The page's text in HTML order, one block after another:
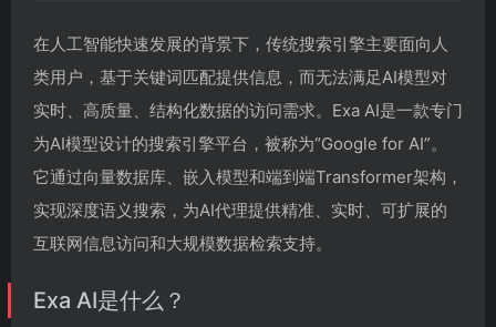
在人工智能快速发展的背景下，传统搜索引擎主要面向人
类用户，基于关键词匹配提供信息，而无法满足AI模型对
实时、高质量、结构化数据的访问需求。Exa AI是一款专门
为AI模型设计的搜索引擎平台，被称为“Google for AI”。
它通过向量数据库、嵌入模型和端到端Transformer架构，
实现深度语义搜索，为AI代理提供精准、实时、可扩展的
互联网信息访问和大规模数据检索支持。
Exa AI是什么？